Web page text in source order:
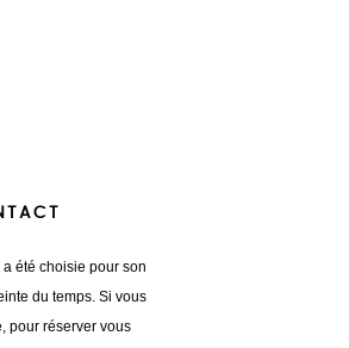
été choisie pour son
du temps. Si vous
pour réserver vous